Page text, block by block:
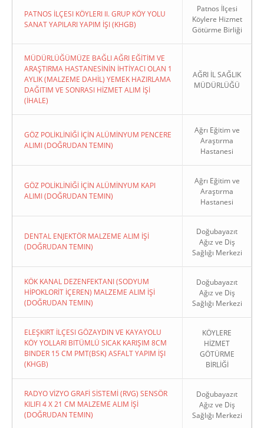
PATNOS İLÇESI KÖYLERI II. GRUP KÖY YOLU
SANAT YAPILARI YAPIM İŞI (KHGB)
Patnos İlçesi
Köylere Hizmet
Götürme Birliği
MÜDÜRLÜĞÜMÜZE BAĞLI AĞRI EĞİTİM VE
ARAŞTIRMA HASTANESİNİN İHTİYACI OLAN 1
AYLIK (MALZEME DAHİL) YEMEK HAZIRLAMA
DAĞITIM VE SONRASI HİZMET ALIM İŞİ
(İHALE)
AĞRI İL SAĞLIK
MÜDÜRLÜĞÜ
GÖZ POLİKLİNİĞİ İÇİN ALÜMİNYUM PENCERE
ALIMI (DOĞRUDAN TEMIN)
Ağrı Eğitim ve
Araştırma
Hastanesi
GÖZ POLİKLİNİĞİ İÇİN ALÜMİNYUM KAPI
ALIMI (DOĞRUDAN TEMIN)
Ağrı Eğitim ve
Araştırma
Hastanesi
DENTAL ENJEKTÖR MALZEME ALIM İŞİ
(DOĞRUDAN TEMIN)
Doğubayazıt
Ağız ve Diş
Sağlığı Merkezi
KÖK KANAL DEZENFEKTANI (SODYUM
HİPOKLORİT İÇEREN) MALZEME ALIM İŞİ
(DOĞRUDAN TEMIN)
Doğubayazıt
Ağız ve Diş
Sağlığı Merkezi
ELEŞKIRT İLÇESI GÖZAYDIN VE KAYAYOLU
KÖY YOLLARI BITÜMLÜ SICAK KARIŞIM 8CM
BINDER 15 CM PMT(BSK) ASFALT YAPIM İŞI
(KHGB)
KÖYLERE
HİZMET
GÖTÜRME
BİRLİĞİ
RADYO VİZYO GRAFİ SİSTEMİ (RVG) SENSÖR
KILIFI 4 X 21 CM MALZEME ALIM İŞİ
(DOĞRUDAN TEMIN)
Doğubayazıt
Ağız ve Diş
Sağlığı Merkezi